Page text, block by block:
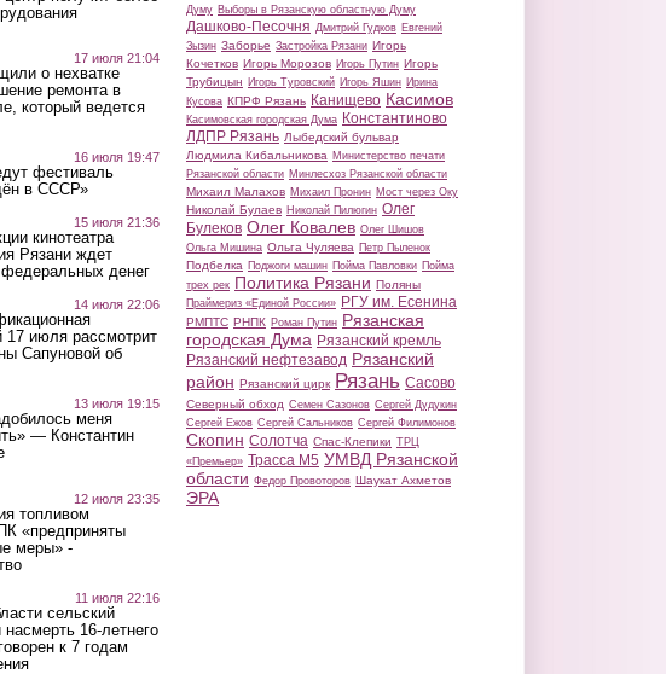
17 июля 21:04
о нехватке
ремонта в
который ведется
16 июля 19:47
фестиваль
в СССР»
15 июля 21:36
кинотеатра
Рязани ждет
денег
14 июля 22:06
17 июля рассмотрит
Сапуновой об
13 июля 19:15
меня
— Константин
12 июля 23:35
топливом
«предприняты
меры» -
11 июля 22:16
сельский
16-летнего
к 7 годам
Думу Выборы в Рязанскую областную Думу
Дашково-Песочня Дмитрий Гудков Евгений
Зызин Заборье Застройка Рязани Игорь
Кочетков Игорь Морозов Игорь Путин Игорь
Трубицын Игорь Туровский Игорь Яшин Ирина
Кусова КПРФ Рязань Канищево Касимов
Касимовская городская Дума Константиново
ЛДПР Рязань Лыбедский бульвар
Людмила Кибальникова Министерство печати
Рязанской области Минлесхоз Рязанской области
Михаил Малахов Михаил Пронин Мост через Оку
Николай Булаев Николай Пилюгин Олег
Булеков Олег Ковалев Олег Шишов
Ольга Мишина Ольга Чуляева Петр Пыленок
Подбелка Поджоги машин Пойма Павловки Пойма
трех рек Политика Рязани Поляны
Праймериз «Единой России» РГУ им. Есенина
РМПТС РНПК Роман Путин Рязанская
городская Дума Рязанский кремль
Рязанский нефтезавод Рязанский
район Рязанский цирк Рязань Сасово
Северный обход Семен Сазонов Сергей Дудукин
Сергей Ежов Сергей Сальников Сергей Филимонов
Скопин Солотча Спас-Клепики ТРЦ
«Премьер» Трасса М5 УМВД Рязанской
области Федор Провоторов Шаукат Ахметов
ЭРА